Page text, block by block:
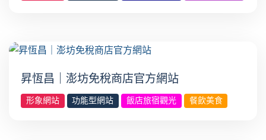
昇恆昌｜澎坊免稅商店官方網站
形象網站 功能型網站 飯店旅宿觀光 餐飲美食